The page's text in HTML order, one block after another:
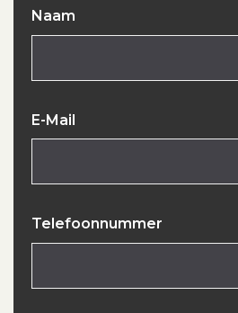
Naam
E-Mail
Telefoonnummer